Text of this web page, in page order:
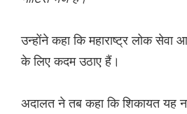
उन्होंने कहा कि महाराष्ट्र लोक सेवा
के लिए कदम उठाए हैं।
अदालत ने तब कहा कि शिकायत यह